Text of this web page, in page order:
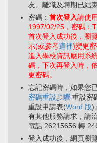
友、離職及聘期已結
密碼： 首次登入請使
1997/02/25，密碼：
首次登入成功後，瀏
示(或參考這裡)變更
進入學校資訊應用系
碼，下次再登入時，
更密碼。
忘記密碼時，如果您
密碼重設步驟 重設密
重設申請表(Word 版)
有其他服務請求，請
電話 26215656 轉
登入成功後，網頁瀏